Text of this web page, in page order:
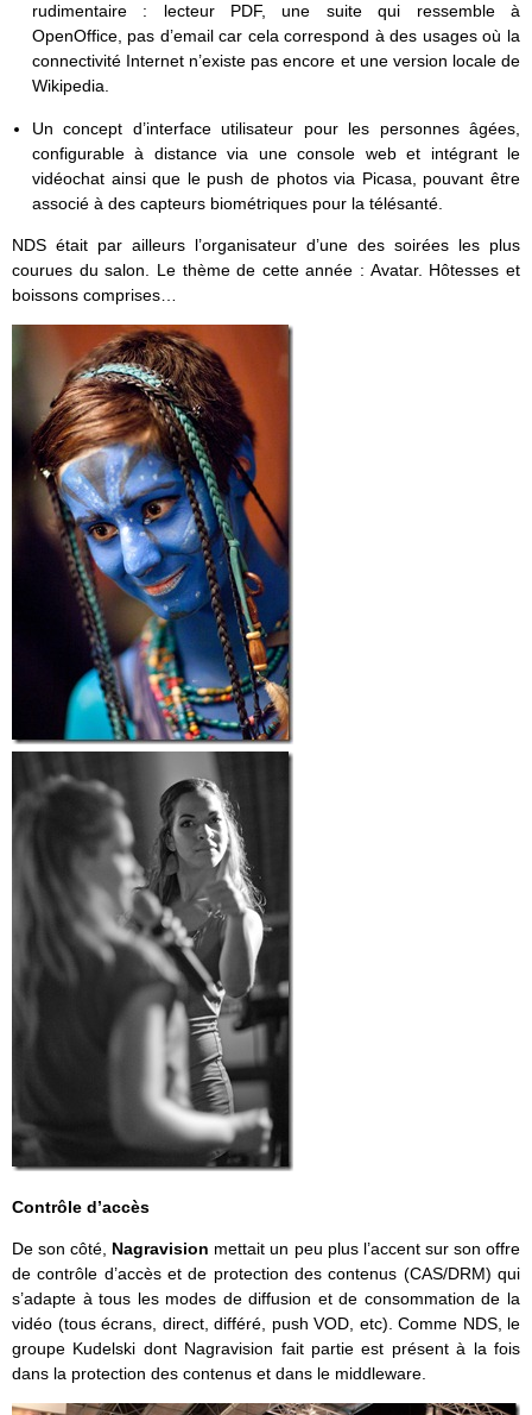
rudimentaire : lecteur PDF, une suite qui ressemble à
OpenOffice, pas d’email car cela correspond à des usages où la
connectivité Internet n’existe pas encore et une version locale de
Wikipedia.
Un concept d’interface utilisateur pour les personnes âgées,
configurable à distance via une console web et intégrant le
vidéochat ainsi que le push de photos via Picasa, pouvant être
associé à des capteurs biométriques pour la télésanté.
NDS était par ailleurs l’organisateur d’une des soirées les plus
courues du salon. Le thème de cette année : Avatar. Hôtesses et
boissons comprises…
Contrôle d’accès
De son côté, Nagravision mettait un peu plus l’accent sur son offre
de contrôle d’accès et de protection des contenus (CAS/DRM) qui
s’adapte à tous les modes de diffusion et de consommation de la
vidéo (tous écrans, direct, différé, push VOD, etc). Comme NDS, le
groupe Kudelski dont Nagravision fait partie est présent à la fois
dans la protection des contenus et dans le middleware.